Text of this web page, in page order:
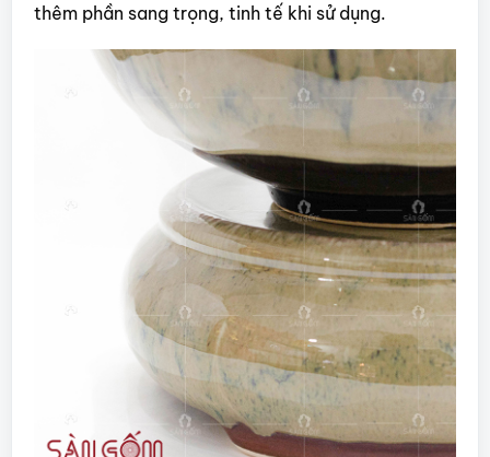
thêm phần sang trọng, tinh tế khi sử dụng.